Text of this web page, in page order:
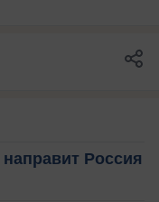
Россия